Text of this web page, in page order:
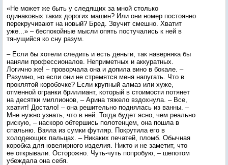
«Не может же быть у следящих за мной столько
одинаковых таких дорогих машин? Или они номер постоянно
перекручивают на новый? Бред. Звучит смешно. Хватит
уже...» – беспокойные мысли опять постучались к ней в
тянущийся ко сну разум.
– Если бы хотели следить и есть деньги, так наверняка бы
наняли профессионалов. Неприметных и аккуратных.
Логично же! – проворчала она и допила вино в бокале. –
Разумно, но если они не стремятся меня напугать. Что в
проклятой коробочке? Если крупный алмаз или хуже,
отменной огранки бриллиант, который в стоимости потянет
на десятки миллионов, – Арина тяжело вздохнула. – Все,
хватит! Достало! – она решительно поднялась из ванны. –
Мне нужно узнать, что в ней. Тогда будет ясно, чем реально
рискую, – наскоро обтершись полотенцем, она пошла в
спальню. Взяла из сумки футляр. Покрутила его в
холодеющих пальцах. – Никаких печатей, пломб. Обычная
коробка для ювелирного изделия. Никто и не заметит, что
ее открывали. Осторожно. Чуть-чуть попробую, – шепотом
убеждала она себя.